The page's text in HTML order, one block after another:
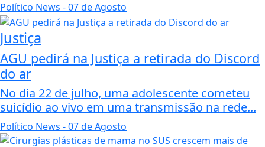
Político News - 07 de Agosto
Justiça
AGU pedirá na Justiça a retirada do Discord
do ar
No dia 22 de julho, uma adolescente cometeu
suicídio ao vivo em uma transmissão na rede...
Político News - 07 de Agosto